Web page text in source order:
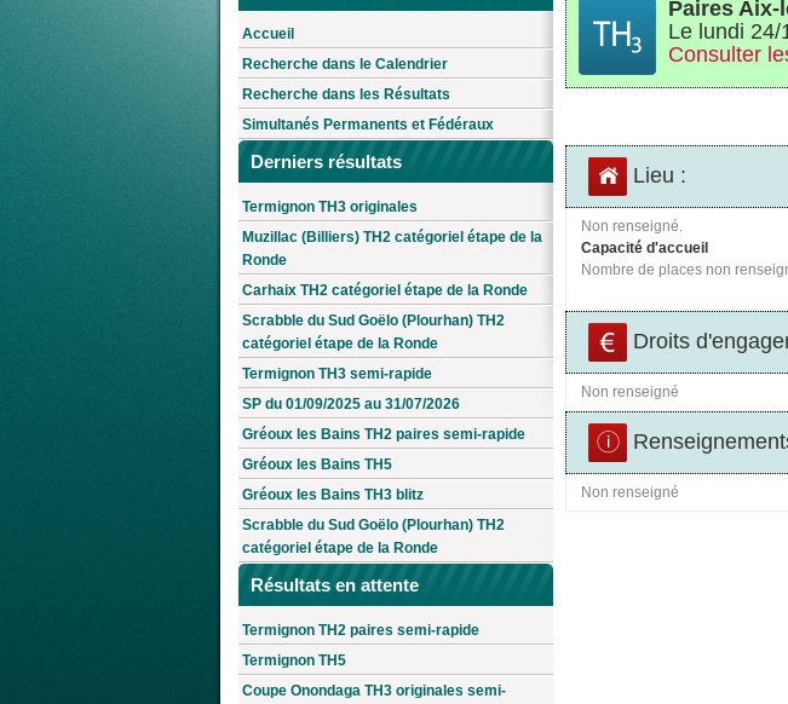
Accueil
Recherche dans le Calendrier
Recherche dans les Résultats
Simultanés Permanents et Fédéraux
Derniers résultats
Termignon TH3 originales
Muzillac (Billiers) TH2 catégoriel étape de la
Ronde
Carhaix TH2 catégoriel étape de la Ronde
Scrabble du Sud Goëlo (Plourhan) TH2
catégoriel étape de la Ronde
Termignon TH3 semi-rapide
SP du 01/09/2025 au 31/07/2026
Gréoux les Bains TH2 paires semi-rapide
Gréoux les Bains TH5
Gréoux les Bains TH3 blitz
Scrabble du Sud Goëlo (Plourhan) TH2
catégoriel étape de la Ronde
Résultats en attente
Termignon TH2 paires semi-rapide
Termignon TH5
Coupe Onondaga TH3 originales semi-
Paires Aix-
Le lundi 24/
Consulter
Lieu :
Non renseigné.
Capacité d'accueil
Nombre de places non
Droits
Non renseigné
Non renseigné